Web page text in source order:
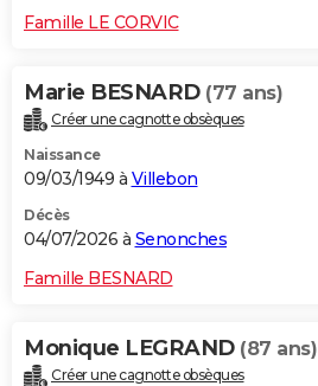
Famille LE CORVIC
Marie BESNARD (77 ans)
Créer une cagnotte obsèques
Naissance
09/03/1949 à Villebon
Décès
04/07/2026 à Senonches
Famille BESNARD
Monique LEGRAND (87 ans)
Créer une cagnotte obsèques